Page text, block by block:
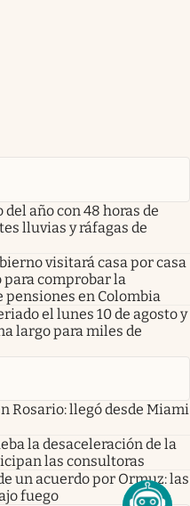
año con 48 horas de
lluvias y ráfagas de
visitará casa por casa
comprobar la
en Colombia
el lunes 10 de agosto y
largo para miles de
Rosario: llegó desde Miami
la desaceleración de la
las consultoras
un acuerdo por Ormuz: las
fuego